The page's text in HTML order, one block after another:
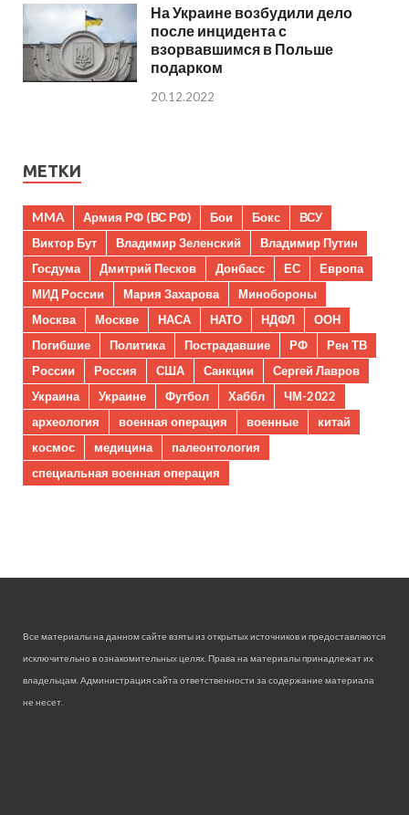
На Украине возбудили дело
после инцидента с
взорвавшимся в Польше
подарком
20.12.2022
МЕТКИ
MMA Армия РФ (ВС РФ) Бои Бокс
ВСУ
Виктор Бут
Владимир Зеленский
Владимир Путин
Госдума
Дмитрий Песков Донбасс ЕС
Европа
МИД России
Мария Захарова
Минобороны
Москва
Москве НАСА НАТО НДФЛ
ООН
Погибшие
Политика Пострадавшие РФ
Рен ТВ
России
Россия США Санкции
Сергей Лавров
Украина
Украине Футбол Хаббл
ЧМ-2022
археология
военная операция военные
китай
космос
медицина
палеонтология
специальная военная операция
Все материалы на данном сайте взяты из открытых источников и предоставляются
исключительно в ознакомительных целях. Права на материалы принадлежат их
владельцам. Администрация сайта ответственности за содержание материала
не несет.